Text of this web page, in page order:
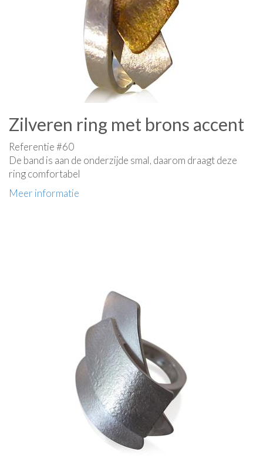
Zilveren ring met brons accent
Referentie #60
De band is aan de onderzijde smal, daarom draagt deze
ring comfortabel
Meer informatie